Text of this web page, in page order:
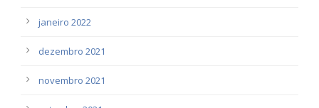
janeiro 2022
dezembro 2021
novembro 2021